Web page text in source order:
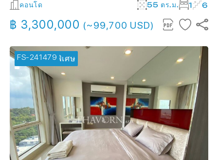
คอนโด 55 ตร.ม. 1 6
฿ 3,300,000 (~99,700 USD)
FS-241479
🔥 ข้อเสนอพิเศษ